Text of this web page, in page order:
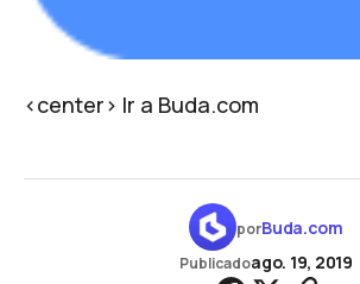
<center> Ir a Buda.com
porBuda.com
Publicadoago. 19, 2019